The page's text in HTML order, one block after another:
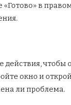
в
действия, чтобы
окно и
ли проблема.